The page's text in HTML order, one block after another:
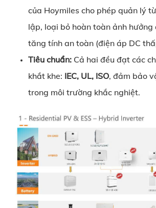
của Hoymiles cho phép quản lý
lập, loại bỏ hoàn toàn ảnh
tăng tính an toàn (điện áp DC
Tiêu chuẩn: Cả hai đều đạt các
khắt khe: IEC, UL, ISO, đảm bảo
trong môi trường khắc nghiệt.